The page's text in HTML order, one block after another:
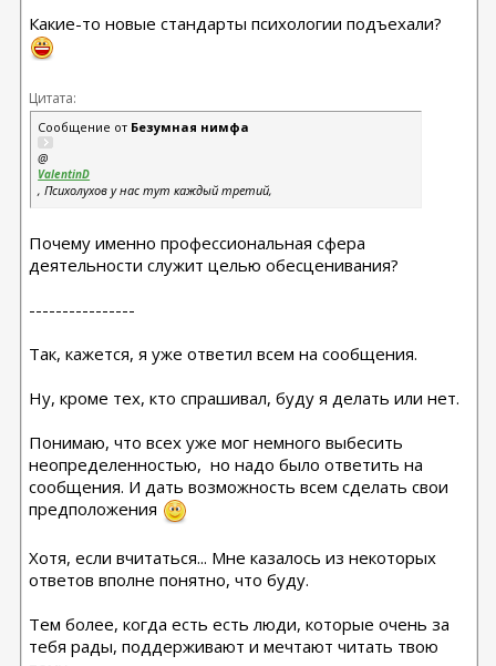
Какие-то новые стандарты психологии подъехали?
Цитата:
Сообщение от Безумная нимфа
@
ValentinD
, Психолухов у нас тут каждый третий,
Почему именно профессиональная сфера
деятельности служит целью обесценивания?
----------------
Так, кажется, я уже ответил всем на сообщения.
Ну, кроме тех, кто спрашивал, буду я делать или нет.
Понимаю, что всех уже мог немного выбесить
неопределенностью, но надо было ответить на
сообщения. И дать возможность всем сделать свои
предположения
Хотя, если вчитаться... Мне казалось из некоторых
ответов вполне понятно, что буду.
Тем более, когда есть есть люди, которые очень за
тебя рады, поддерживают и мечтают читать твою